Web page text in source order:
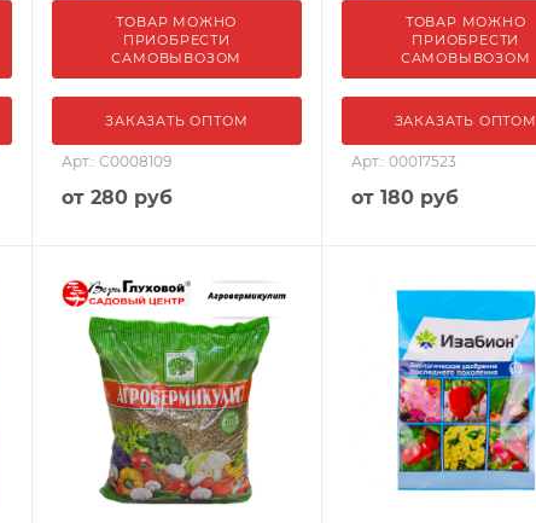
ТОВАР МОЖНО
ПРИОБРЕСТИ
САМОВЫВОЗОМ
ЗАКАЗАТЬ ОПТОМ
Арт.: С0008109
от280 руб
ТОВАР МОЖНО
ПРИОБРЕСТИ
САМОВЫВОЗОМ
ЗАКАЗАТЬ ОПТОМ
Арт.: 00017523
от 180 руб